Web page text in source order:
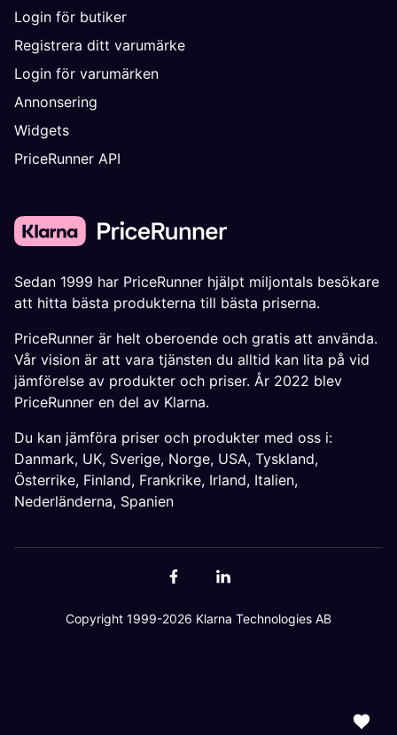
Login för butiker
Registrera ditt varumärke
Login för varumärken
Annonsering
Widgets
PriceRunner API
Sedan 1999 har PriceRunner hjälpt miljontals besökare
att hitta bästa produkterna till bästa priserna.
PriceRunner är helt oberoende och gratis att använda.
Vår vision är att vara tjänsten du alltid kan lita på vid
jämförelse av produkter och priser. År 2022 blev
PriceRunner en del av Klarna.
Du kan jämföra priser och produkter med oss i:
Danmark, UK, Sverige, Norge, USA, Tyskland,
Österrike, Finland, Frankrike, Irland, Italien,
Nederländerna, Spanien
Copyright 1999-2026 Klarna Technologies AB